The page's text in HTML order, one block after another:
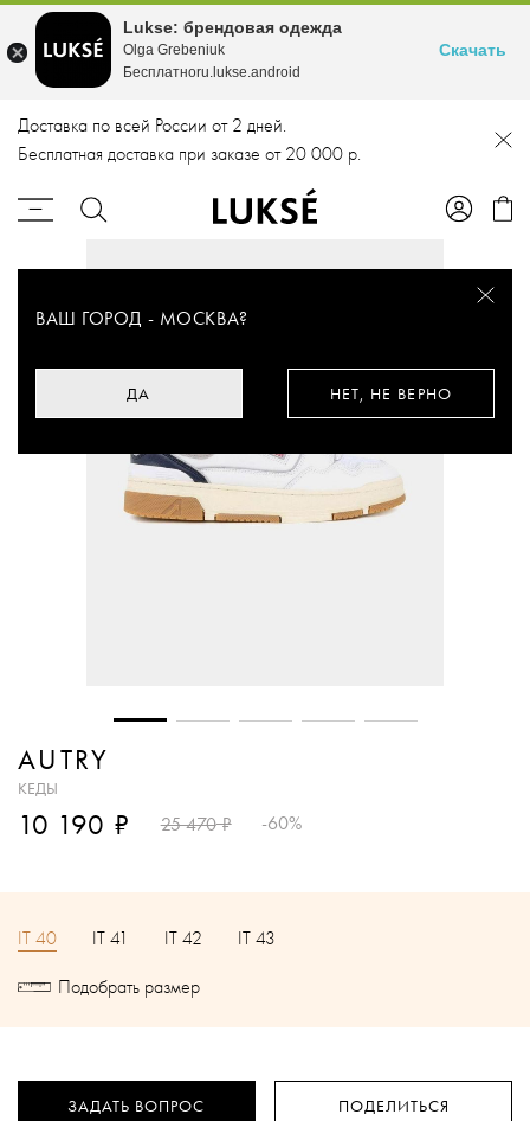
Доставка по всей России от 2 дней.
Бесплатная доставка при заказе от 20 000 р.
ВАШ ГОРОД - МОСКВА?
ДА НЕТ, НЕ ВЕРНО
AUTRY
КЕДЫ
10 190 ₽ 25 470₽ -60%
IT 40 IT 41 IT 42
IT 43
Подобрать размер
ЗАДАТЬ ВОПРОС ПОДЕЛИТЬСЯ
Lukse: брендовая одежда
Olga Grebeniuk
Бесплатноru.lukse.android
Скачать